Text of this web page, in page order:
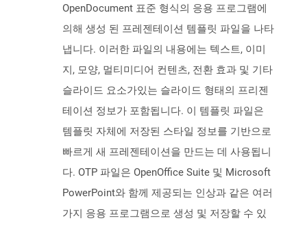
OpenDocument 표준 형식의 응용 프로그램에
의해 생성 된 프레젠테이션 템플릿 파일을 나타
냅니다. 이러한 파일의 내용에는 텍스트, 이미
지, 모양, 멀티미디어 컨텐츠, 전환 효과 및 기타
슬라이드 요소가있는 슬라이드 형태의 프리젠
테이션 정보가 포함됩니다. 이 템플릿 파일은
템플릿 자체에 저장된 스타일 정보를 기반으로
빠르게 새 프레젠테이션을 만드는 데 사용됩니
다. OTP 파일은 OpenOffice Suite 및 Microsoft
PowerPoint와 함께 제공되는 인상과 같은 여러
가지 응용 프로그램으로 생성 및 저장할 수 있